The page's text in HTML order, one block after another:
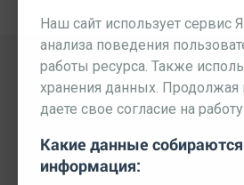
Наш сайт использует сервис
анализа поведения
работы ресурса. Также
хранения данных. Продолжая
даете свое согласие на
Какие данные
информация: